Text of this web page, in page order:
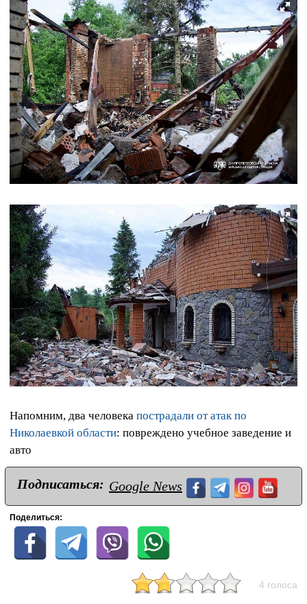
Напомним, два человека пострадали от атак по
Николаевкой области: повреждено учебное заведение и
авто
Подписаться: Google News
Поделиться:
4 голоса